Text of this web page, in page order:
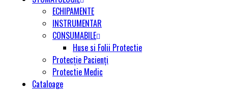
ECHIPAMENTE
INSTRUMENTAR
CONSUMABILE
Huse si Folii Protectie
Protecție Pacienți
Protectie Medic
Cataloage